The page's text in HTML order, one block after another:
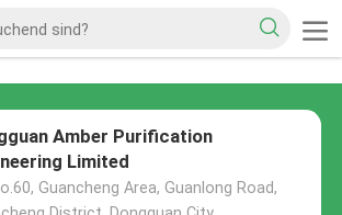
Amber Purification
Limited
Guancheng Area, Guanlong Road,